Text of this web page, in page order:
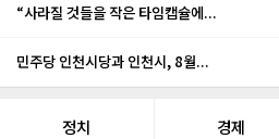
“사라질 것들을 작은 타임캡슐에...
민주당 인천시당과 인천시, 8월...
정치 경제